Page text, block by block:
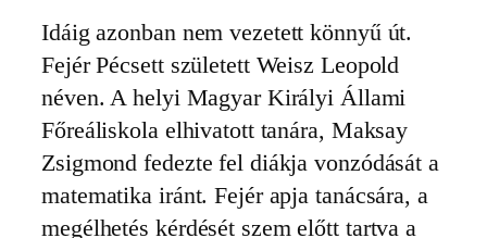
Idáig azonban nem vezetett könnyű út.
Fejér Pécsett született Weisz Leopold
néven. A helyi Magyar Királyi Állami
Főreáliskola elhivatott tanára, Maksay
Zsigmond fedezte fel diákja vonzódását a
matematika iránt. Fejér apja tanácsára, a
megélhetés kérdését szem előtt tartva a